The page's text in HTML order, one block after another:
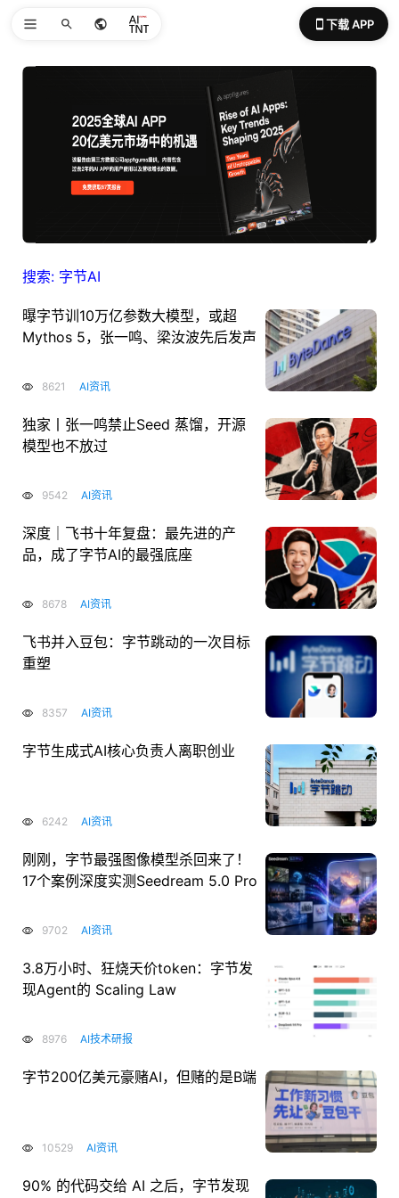
下载 APP
搜索: 字节AI
曝字节训10万亿参数大模型，或超
Mythos 5，张一鸣、梁汝波先后发声
8621 AI资讯
独家丨张一鸣禁止Seed 蒸馏，开源
模型也不放过
9542 AI资讯
深度｜飞书十年复盘：最先进的产
品，成了字节AI的最强底座
8678 AI资讯
飞书并入豆包：字节跳动的一次目标
重塑
8357 AI资讯
字节生成式AI核心负责人离职创业
6242 AI资讯
刚刚，字节最强图像模型杀回来了！
17个案例深度实测Seedream 5.0 Pro
9702 AI资讯
3.8万小时、狂烧天价token：字节发
现Agent的 Scaling Law
8976 AI技术研报
字节200亿美元豪赌AI，但赌的是B端
10529 AI资讯
90% 的代码交给 AI 之后，字节发现